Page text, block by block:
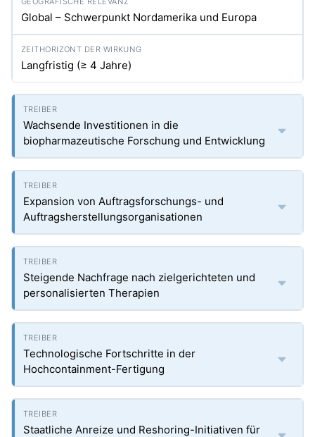
Global – Schwerpunkt Nordamerika und Europa
Langfristig (≥ 4 Jahre)
Wachsende Investitionen in die
biopharmazeutische Forschung und Entwicklung
Expansion von Auftragsforschungs- und
Auftragsherstellungsorganisationen
Steigende Nachfrage nach zielgerichteten und
personalisierten Therapien
Technologische Fortschritte in der
Hochcontainment-Fertigung
Staatliche Anreize und Reshoring-Initiativen für